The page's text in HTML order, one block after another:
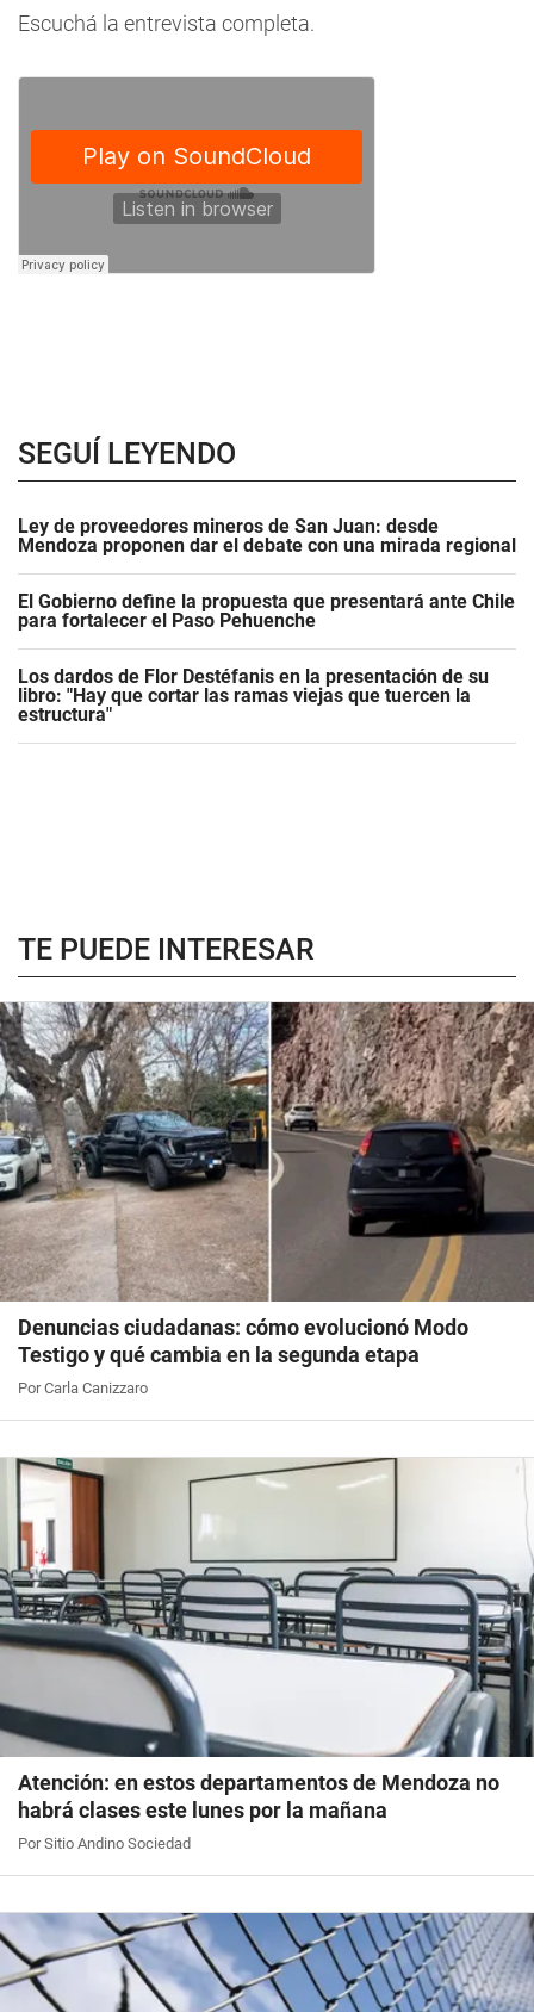
Escuchá la entrevista completa.
SEGUÍ LEYENDO
Ley de proveedores mineros de San Juan: desde
Mendoza proponen dar el debate con una mirada regional
El Gobierno define la propuesta que presentará ante Chile
para fortalecer el Paso Pehuenche
Los dardos de Flor Destéfanis en la presentación de su
libro: "Hay que cortar las ramas viejas que tuercen la
estructura"
TE PUEDE INTERESAR
Denuncias ciudadanas: cómo evolucionó Modo
Testigo y qué cambia en la segunda etapa
Por Carla Canizzaro
Atención: en estos departamentos de Mendoza no
habrá clases este lunes por la mañana
Por Sitio Andino Sociedad